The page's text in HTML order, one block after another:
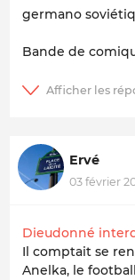
germano
Bande de
Ervé
03 février
Dieudonné
Il comptait se
Anelka, le